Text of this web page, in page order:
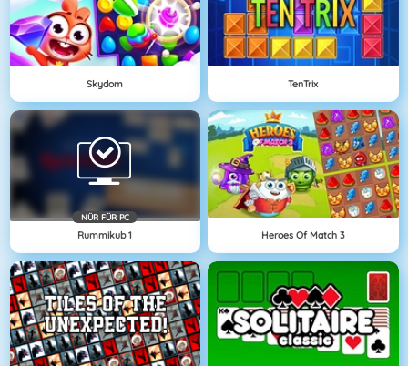
Skydom TenTrix
NÜR FÜR PC
Rummikub 1 Heroes Of Match 3